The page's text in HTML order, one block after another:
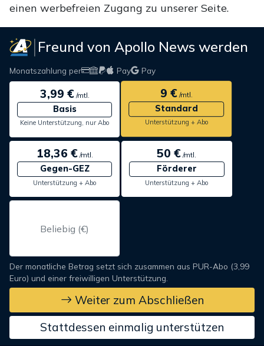
einen werbefreien Zugang zu unserer Seite.
Freund von Apollo News werden
Monatszahlung per Pay Pay
3,99 €/mtl.
Basis
Keine Unterstützung, nur Abo
9 €/mtl.
Standard
Unterstützung + Abo
18,36 €/mtl.
Gegen-GEZ
Unterstützung + Abo
50 € /mtl.
Förderer
Unterstützung + Abo
Der monatliche Betrag setzt sich zusammen aus PUR-Abo (3,99
Euro) und einer freiwilligen Unterstützung.
Weiter zum Abschließen
Stattdessen einmalig unterstützen